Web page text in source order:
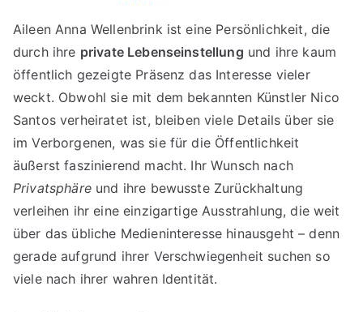
Aileen Anna Wellenbrink ist eine Persönlichkeit, die
durch ihre private Lebenseinstellung und ihre kaum
öffentlich gezeigte Präsenz das Interesse vieler
weckt. Obwohl sie mit dem bekannten Künstler Nico
Santos verheiratet ist, bleiben viele Details über sie
im Verborgenen, was sie für die Öffentlichkeit
äußerst faszinierend macht. Ihr Wunsch nach
Privatsphäreund ihre bewusste Zurückhaltung
verleihen ihr eine einzigartige Ausstrahlung, die weit
über das übliche Medieninteresse hinausgeht – denn
gerade aufgrund ihrer Verschwiegenheit suchen so
viele nach ihrer wahren Identität.